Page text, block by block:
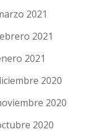
2021
2021
2021
2020
2020
2020